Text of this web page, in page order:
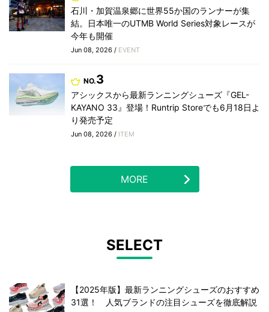
石川・加賀温泉郷に世界55か国のランナーが集
結。日本唯一のUTMB World Series対象レースが
今年も開催
Jun 08, 2026 / EVENT
NO.3
アシックスから最新ランニングシューズ『GEL-
KAYANO 33』登場！Runtrip Storeでも6月18日よ
り発売予定
Jun 08, 2026 / ITEM
MORE
SELECT
【2025年版】最新ランニングシューズのおすすめ
31選！ 人気ブランドの注目シューズを徹底解説